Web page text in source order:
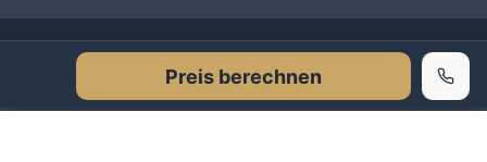
Copyright Spanndecken ROTH ® 2012-2026 |Impressum|
DatenschutzerklärungPreis berechnen